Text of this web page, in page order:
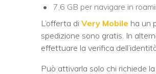
7,6 GB per navigare in
L’offerta di Very Mobile ha un
spedizione sono gratis. In
effettuare la verifica
Può attivarla solo chi richiede la